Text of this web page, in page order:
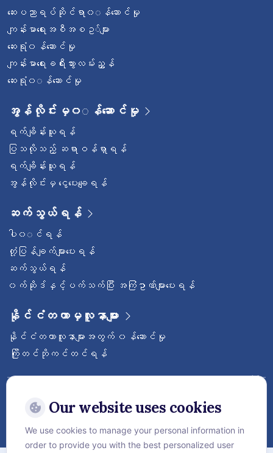
ဆေးပညာရပ်ဆိုင်ရာ၀◌န်ဆောင်မှု
ကျန်းမာရေးအစီအစဥ◌်များ
ဆေးရုံ၀န်ဆောင်မှု
ကျန်းမာရေးခရီးသွားလမ်းညွှန်
ဆေးရုံ၀◌န်ဆောင်မှု
အွန်လိုင်းမှ၀◌န်ဆောင်မှု
ရက်ချိန်းယူရန်
ပြသလိုသည့် ဆရာဝန်ရှာရန်
ရက်ချိန်းယူရန်
အွန်လိုင်းမှ ငွေပေးချေရန်
ဆက်သွယ်ရန်
ပါ၀◌င်ရန်
တုံ့ပြန်ချက်များပေးရန်
ဆက်သွယ်ရန်
၀က်ဆိုဒ်နှင့်ပက်သက်ပြီး အကြံဥာဏ်များပေးရန်
နိုင်ငံတကာမှလူနာများ
နိုင်ငံတကာလူနာများအတွက် ၀န်ဆောင်မှု
ကြိုတင်ဘိုကင်တင်ရန်
ဝေ့ဌာနီနိုင်ငံတကာဆေးရုံကြီးကို follow လုပ်
ထားပါ
Our website uses cookies
We use cookies to manage your personal information in
order to provide you with the best personalized user